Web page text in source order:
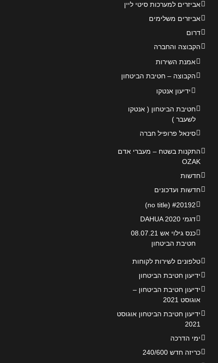
אביזרים למערכות סיטי ליין
אביזרים משלימים
דרום
הקבוצה והחברה
אמנת השירות
הקבוצה – חטיבת הביטחון
ידיעון אנטקו
חטיבת הביטחון ( אנטקו
לשעבר )
סינאל פרופיל חברה
התקנות בשטח – מעברי אדם
OZAK
חדשות
חדשות ועדכונים
#20192 (no title)
דגמי DAHUA 2020
כנס גילוי אש 08.07.21
חטיבת הביטחון
טלפונים לשירות לקוחות
ידיעון חטיבת הביטחון
ידיעון חטיבת הביטחון –
אוגוסט 2021
ידיעון חטיבת הביטחון אוגוסט
2021
ימי הדרכה
כריזה חדש 240/600